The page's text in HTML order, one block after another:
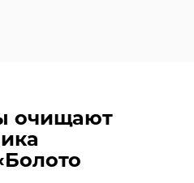
очищают